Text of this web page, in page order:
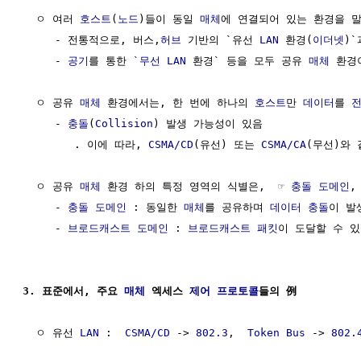
  ㅇ 여러
호스트 ( 노드 )들이 동일 매체에 연결되어 있는 환경을
     - 전통적으로, 버스,
허브 기반의 `유선 LAN 환경( 이더넷 )`
     -
공기 를 통한 ` 무선 LAN 환경` 등을 모두 공유 매체 환경
  ㅇ 공유
매체 환경에서는, 한 번에 하나의 호스트 만 데이터 를
     -
충돌 (Collision ) 발생 가능성이 있음
        . 이에 따라,
CSMA/CD (유선) 또는 CSMA/CA(무선)와
  ㅇ 공유
매체 환경 하의 특정 영역의 식별은,  ☞ 충돌 도메인
     -
충돌 도메인 : 동일한 매체 를 공유하며 데이터 충돌이 발
     -
브로드캐스트 도메인 : 브로드캐스트 패킷 이 도달할 수
3. 표준에서, 주요 매체 엑세스 제어 프로토콜들의 例
  ㅇ 유선
LAN : CSMA/CD -> 802.3 , Token Bus ->